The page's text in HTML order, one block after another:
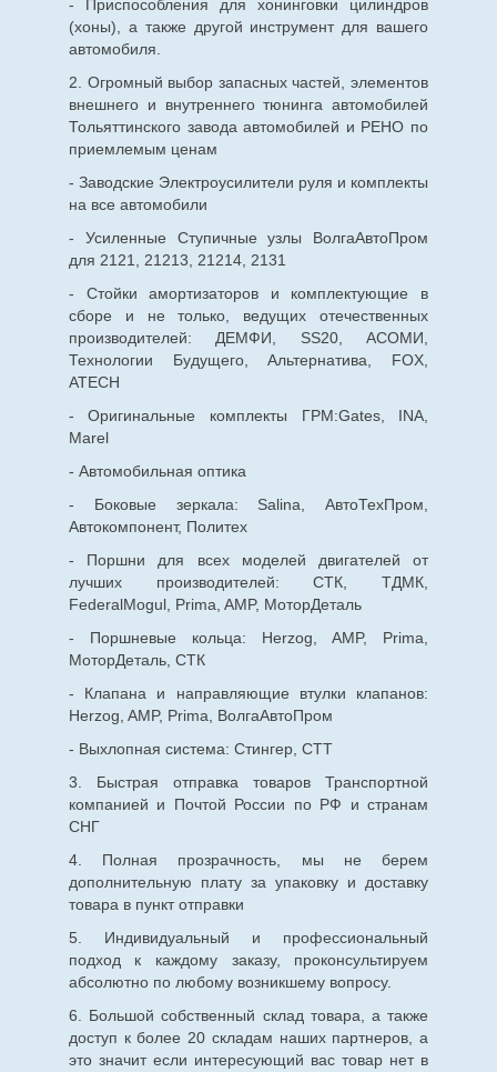
- Приспособления для хонинговки цилиндров
(хоны), а также другой инструмент для вашего
автомобиля.
2. Огромный выбор запасных частей, элементов
внешнего и внутреннего тюнинга автомобилей
Тольяттинского завода автомобилей и РЕНО по
приемлемым ценам
- Заводские Электроусилители руля и комплекты
на все автомобили
- Усиленные Ступичные узлы ВолгаАвтоПром
для 2121, 21213, 21214, 2131
- Стойки амортизаторов и комплектующие в
сборе и не только, ведущих отечественных
производителей: ДЕМФИ, SS20, АСОМИ,
Технологии Будущего, Альтернатива, FOX,
ATECH
- Оригинальные комплекты ГРМ:Gates, INA,
Marel
- Автомобильная оптика
- Боковые зеркала: Salina, АвтоТехПром,
Автокомпонент, Политех
- Поршни для всех моделей двигателей от
лучших производителей: СТК, ТДМК,
FederalMogul, Prima, AMP, МоторДеталь
- Поршневые кольца: Herzog, AMP, Prima,
МоторДеталь, СТК
- Клапана и направляющие втулки клапанов:
Herzog, AMP, Prima, ВолгаАвтоПром
- Выхлопная система: Стингер, СТТ
3. Быстрая отправка товаров Транспортной
компанией и Почтой России по РФ и странам
СНГ
4. Полная прозрачность, мы не берем
дополнительную плату за упаковку и доставку
товара в пункт отправки
5. Индивидуальный и профессиональный
подход к каждому заказу, проконсультируем
абсолютно по любому возникшему вопросу.
6. Большой собственный склад товара, а также
доступ к более 20 складам наших партнеров, а
это значит если интересующий вас товар нет в